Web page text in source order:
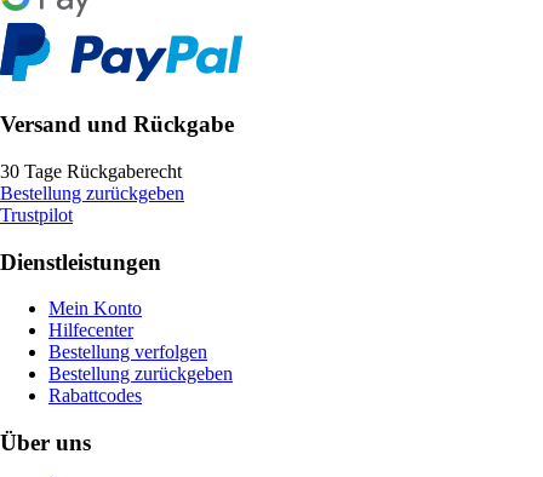
Versand und Rückgabe
30 Tage Rückgaberecht
Bestellung zurückgeben
Trustpilot
Dienstleistungen
Mein Konto
Hilfecenter
Bestellung verfolgen
Bestellung zurückgeben
Rabattcodes
Über uns